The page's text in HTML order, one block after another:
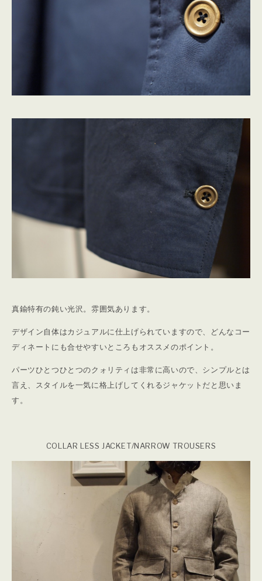
真鍮特有の鈍い光沢。雰囲気あります。
デザイン自体はカジュアルに仕上げられていますので、どんなコー
ディネートにも合せやすいところもオススメのポイント。
パーツひとつひとつのクォリティは非常に高いので、シンプルとは
言え、スタイルを一気に格上げしてくれるジャケットだと思いま
す。
COLLAR LESS JACKET/NARROW TROUSERS